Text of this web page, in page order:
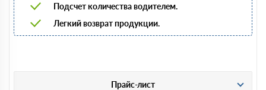
Подсчет количества водителем.
Легкий возврат продукции.
Прайс-лист